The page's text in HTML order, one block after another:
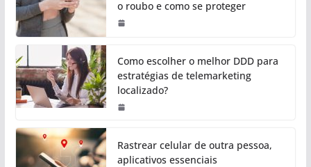
o roubo e como se proteger
Como escolher o melhor DDD para
estratégias de telemarketing
localizado?
Rastrear celular de outra pessoa,
aplicativos essenciais